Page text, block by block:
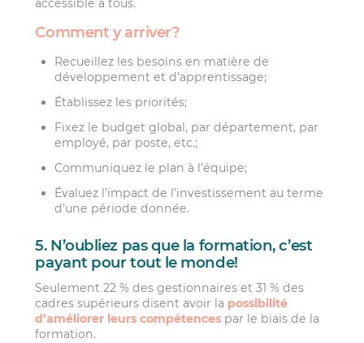
accessible à tous.
Comment y arriver?
Recueillez les besoins en matière de
développement et d’apprentissage;
Établissez les priorités;
Fixez le budget global, par département, par
employé, par poste, etc.;
Communiquez le plan à l’équipe;
Évaluez l’impact de l’investissement au terme
d’une période donnée.
5. N’oubliez pas que la formation, c’est
payant pour tout le monde!
Seulement 22 % des gestionnaires et 31 % des
cadres supérieurs disent avoir la possibilité
d’améliorer leurs compétences par le biais de la
formation.